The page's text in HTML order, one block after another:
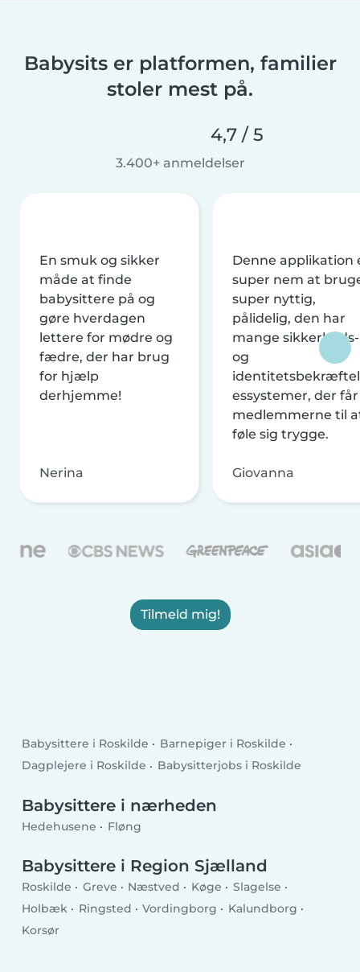
Babysits er platformen, familier
stoler mest på.
4,7 / 5
3.400+ anmeldelser
En smuk og sikker
måde at finde
babysittere på og
gøre hverdagen
lettere for mødre og
fædre, der har brug
for hjælp
derhjemme!
Nerina
Denne applikation
super nem at
super nyttig,
pålidelig, den har
mange sikkerheds-
og
essystemer, der får
medlemmerne til
føle sig trygge.
Giovanna
Tilmeld mig!
Babysittere i Roskilde
Barnepiger i Roskilde
Dagplejere i Roskilde
Babysitterjobs i Roskilde
Babysittere i nærheden
Hedehusene Fløng
Babysittere i Region Sjælland
Roskilde Greve Næstved Køge
Slagelse
Holbæk
Ringsted Vordingborg
Kalundborg
Korsør